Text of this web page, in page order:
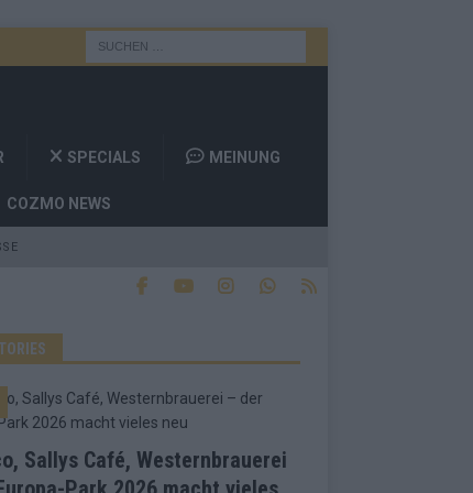
SPECIALS MEINUNG
COZMO NEWS
Sallys Café, Westernbrauerei